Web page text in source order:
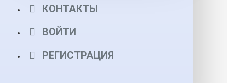
КОНТАКТЫ
ВОЙТИ
РЕГИСТРАЦИЯ